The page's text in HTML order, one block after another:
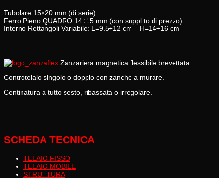
Tubolare 15×20 mm (di serie).
Ferro Pieno QUADRO 14÷15 mm (con suppl.to di prezzo).
Interno Rettangoli Variabile: L=9.5÷12 cm – H=14÷16 cm
Zanzariera magnetica flessibile brevettata.
Controtelaio singolo o doppio con zanche a murare.
Centinatura a tutto sesto, ribassata o irregolare.
SCHEDA TECNICA
TELAIO FISSO
TELAIO MOBILE
STRUTTURA